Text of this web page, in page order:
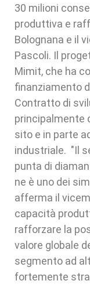
30 milioni
produttiva e
Bolognana e il
Pascoli. Il
Mimit, che ha
finanziamento
Contratto di
principalmente
sito e in parte
industriale. "Il
punta di
ne è uno dei
afferma il
capacità
rafforzare la
valore globale
segmento ad
fortemente